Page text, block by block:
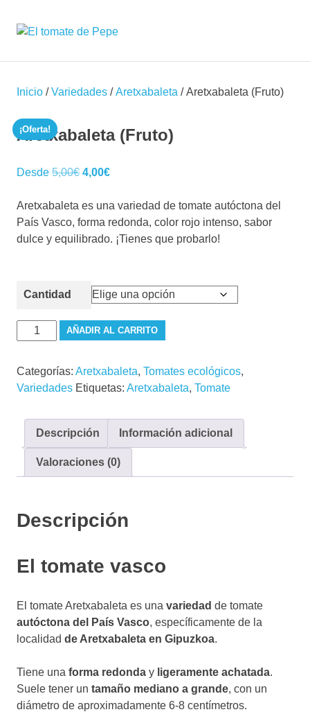
de
y
de
tomate
Inicio /Variedades /Aretxabaleta / Aretxabaleta (Fruto)
¡Oferta!
Aretxabaleta (Fruto)
Desde 5,00€ El
original
era:
5,00€.
4,00€El
actual
es:
4,00€.
Aretxabaleta es una variedad de tomate autóctona del
País Vasco, forma redonda, color rojo intenso, sabor
dulce y equilibrado. ¡Tienes que probarlo!
Cantidad
Aretxabaleta
(Fruto)
AÑADIR AL CARRITO
Categorías: Aretxabaleta, Tomates ecológicos,
Variedades Etiquetas: Aretxabaleta, Tomate
Descripción Información adicional
Valoraciones (0)
Descripción
El tomate vasco
El tomate Aretxabaleta es una variedad de tomate
autóctona del País Vasco, específicamente de la
localidad de Aretxabaleta en Gipuzkoa.
Tiene una forma redonda y ligeramente achatada.
Suele tener un tamaño mediano a grande, con un
diámetro de aproximadamente 6-8 centímetros.